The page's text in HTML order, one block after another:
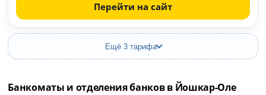
Перейти на сайт
Ещё 3 тарифа
Банкоматы и отделения банков в Йошкар-Оле